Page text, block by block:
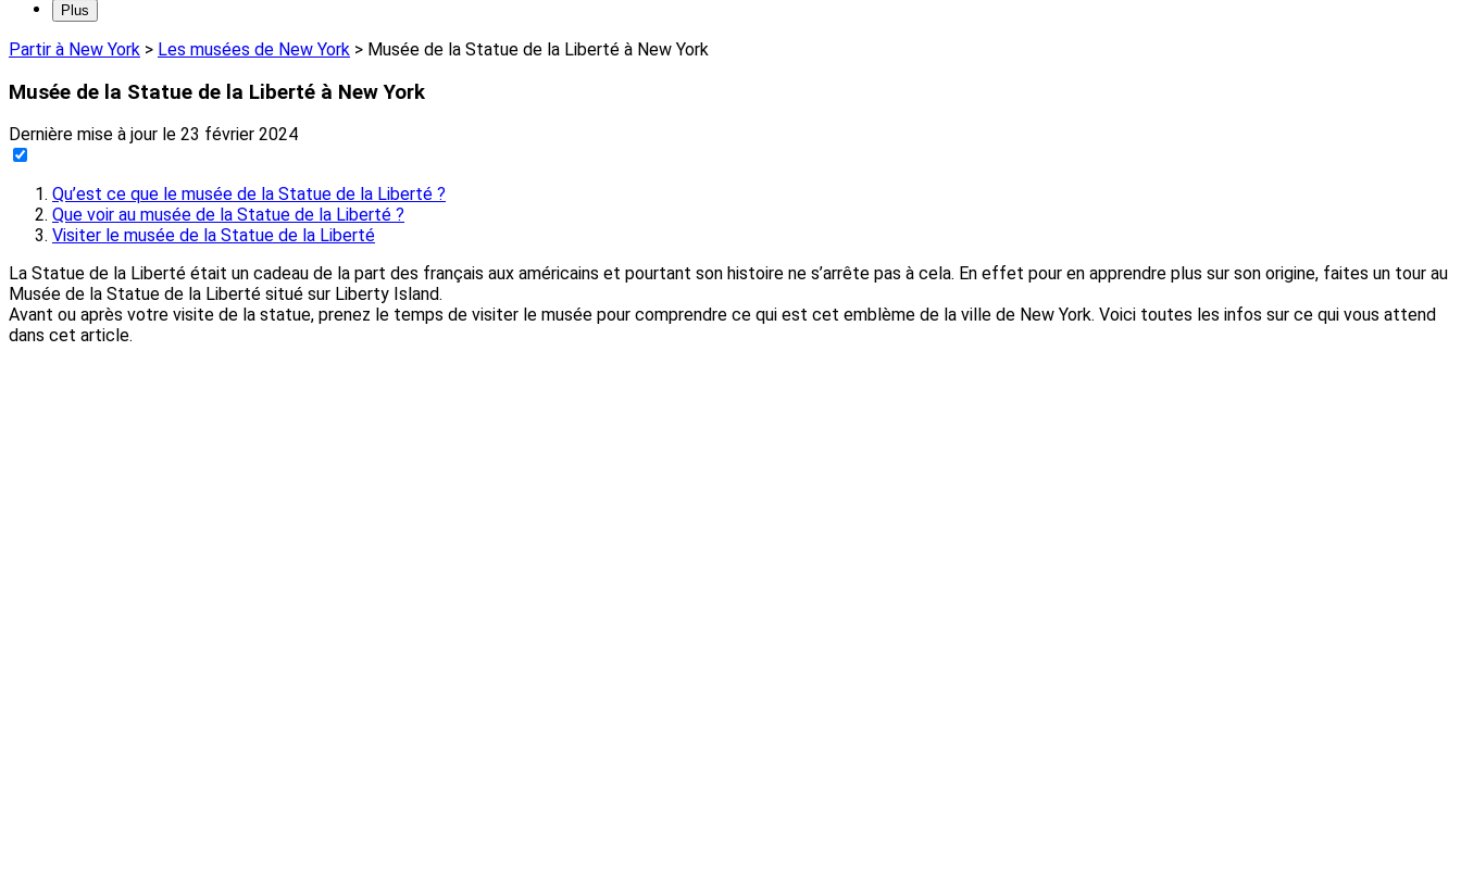
Plus
Partir à New York > Les musées de New York > Musée de la Statue de la Liberté à New York
Musée de la Statue de la Liberté à New York
Dernière mise à jour le 23 février 2024
Qu’est ce que le musée de la Statue de la Liberté ?
Que voir au musée de la Statue de la Liberté ?
Visiter le musée de la Statue de la Liberté
La Statue de la Liberté était un cadeau de la part des français aux américains et pourtant son histoire ne s’arrête pas à cela. En effet pour en apprendre plus sur son origine, faites un tour au
Musée de la Statue de la Liberté situé sur Liberty Island.
Avant ou après votre visite de la statue, prenez le temps de visiter le musée pour comprendre ce qui est cet emblème de la ville de New York. Voici toutes les infos sur ce qui vous attend
dans cet article.